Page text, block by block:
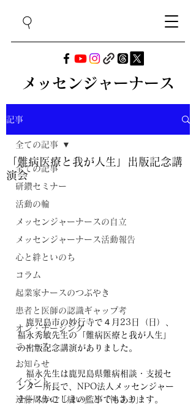
メッセンジャーナース
記事
全ての記事
研鑽セミナー
活動の輪
メッセンジャーナースの自立
メッセンジャーナース活動報告
心と絆といのち
コラム
起業家ナースのつぶやき
患者と医師の認識ギャップ考
オン・ナーシング
ニュース
お知らせ
イベント
遠藤周作の「病い」と「神さま」
全ての記事
「難病医療と我が人生」出版記念講
演会
鹿児島市の妙行寺で４月23日（日）、
福永秀敏先生の「難病医療と我が人生」
の出版記念講演がありました。
福永先生は鹿児島県難病相談・支援セ
ンター所長で、NPO法人メッセンジャー
ナースかごしまの監事でもあります。